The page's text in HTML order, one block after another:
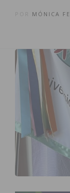
MÓNICA